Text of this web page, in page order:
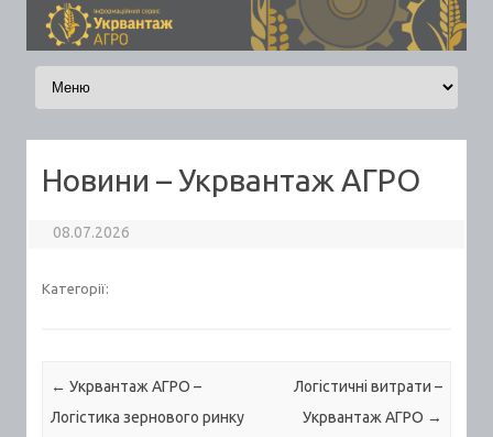
Skip to content
Новини – Укрвантаж АГРО
08.07.2026
Категорії:
Post navigation
← Укрвантаж АГРО –
Логістика зернового ринку
Логістичні витрати –
Укрвантаж АГРО →